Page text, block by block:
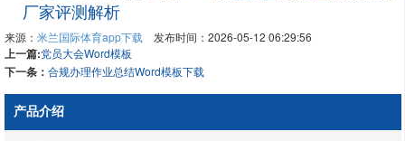
厂家评测解析
来源： 米兰国际体育app下载 发布时间：2026-05-12 06:29:56
上一篇:党员大会Word模板
下一条： 合规办理作业总结Word模板下载
产品介绍